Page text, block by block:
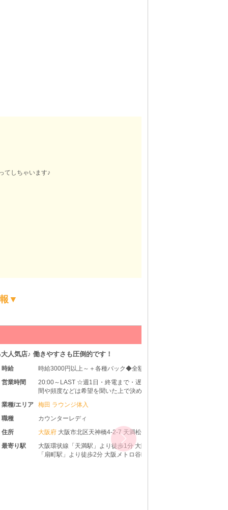
てしちゃいます♪
▼
も圧倒的です！
円以上～＋各種バック◆全額日払い
☆週1日・終電まで・遅出勤務OK☆ ◆時
どは希望を聞いた上で決めさせて頂きます♪
ー出勤ももちろんOKです
ジ体入
レディ
阪市北区天神橋4-2-7 天満松栄会館3F
「天満駅」より徒歩1分 大阪メトロ堺筋線
より徒歩2分 大阪メトロ谷町線「天神橋筋
より徒歩7分